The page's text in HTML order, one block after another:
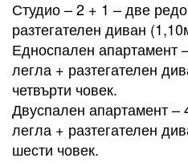
Студио – 2 + 1 – две
разтегателен диван
Едноспален апартамент
легла + разтегателен
четвърти човек.
Двуспален апартамент –
легла + разтегателен
шести човек.